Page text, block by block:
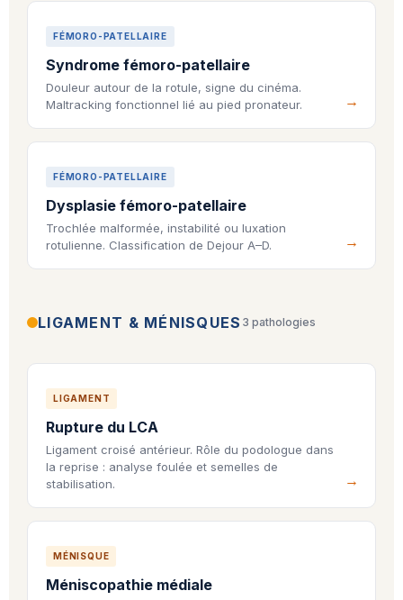
FÉMORO-PATELLAIRE
Syndrome fémoro-patellaire
Douleur autour de la rotule, signe du cinéma.
Maltracking fonctionnel lié au pied pronateur.
FÉMORO-PATELLAIRE
Dysplasie fémoro-patellaire
Trochlée malformée, instabilité ou luxation
rotulienne. Classification de Dejour A–D.
LIGAMENT & MÉNISQUES 3 pathologies
LIGAMENT
Rupture du LCA
Ligament croisé antérieur. Rôle du podologue dans
la reprise : analyse foulée et semelles de
stabilisation.
MÉNISQUE
Méniscopathie médiale